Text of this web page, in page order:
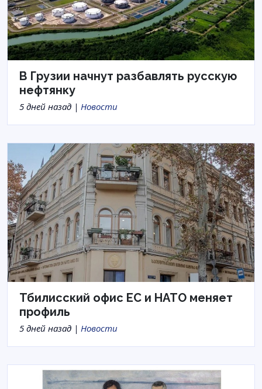
В Грузии начнут разбавлять русскую
нефтянку
5 дней назад | Новости
Тбилисский офис ЕС и НАТО меняет
профиль
5 дней назад | Новости